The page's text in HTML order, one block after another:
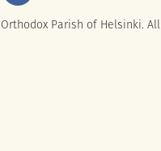
Parish of Helsinki. All